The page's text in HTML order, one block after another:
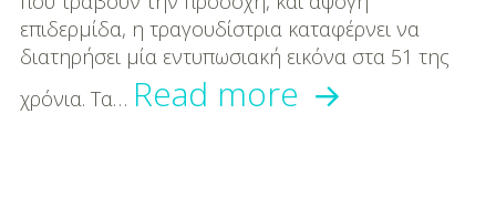
επιδερμίδα, η τραγουδίστρια καταφέρνει να
διατηρήσει μία εντυπωσιακή εικόνα στα 51 της
χρόνια. Τα… Read more Τζένιφερ